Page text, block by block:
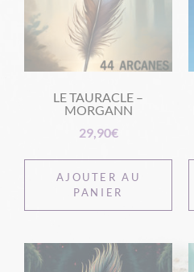
LE TAURACLE –
MORGANN
29,90€
AJOUTER AU
PANIER